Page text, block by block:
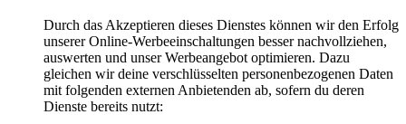
Durch das Akzeptieren dieses Dienstes können wir den Erfolg
unserer Online-Werbeeinschaltungen besser nachvollziehen,
auswerten und unser Werbeangebot optimieren. Dazu
gleichen wir deine verschlüsselten personenbezogenen Daten
mit folgenden externen Anbietenden ab, sofern du deren
Dienste bereits nutzt: